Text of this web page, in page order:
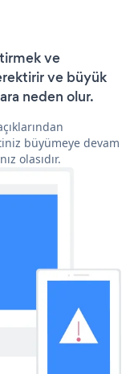
ve
ve büyük
neden olur.
büyümeye devam
olasıdır.